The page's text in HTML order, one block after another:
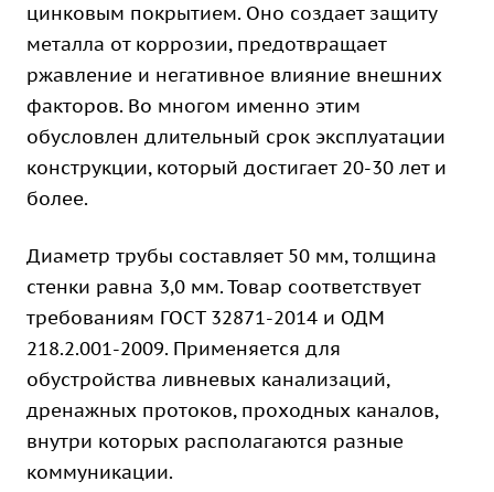
цинковым покрытием. Оно создает защиту
металла от коррозии, предотвращает
ржавление и негативное влияние внешних
факторов. Во многом именно этим
обусловлен длительный срок эксплуатации
конструкции, который достигает 20-30 лет и
более.
Диаметр трубы составляет 50 мм, толщина
стенки равна 3,0 мм. Товар соответствует
требованиям ГОСТ 32871-2014 и ОДМ
218.2.001-2009. Применяется для
обустройства ливневых канализаций,
дренажных протоков, проходных каналов,
внутри которых располагаются разные
коммуникации.